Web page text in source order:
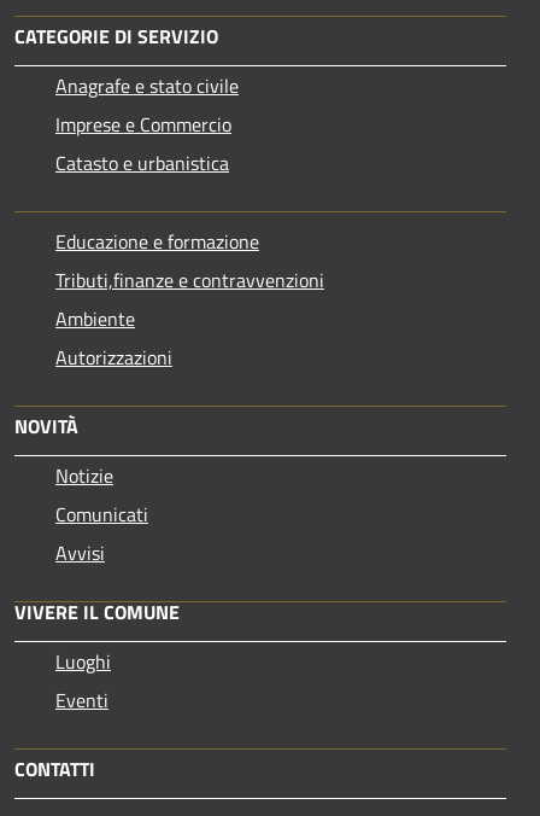
CATEGORIE DI SERVIZIO
Anagrafe e stato civile
Imprese e Commercio
Catasto e urbanistica
Educazione e formazione
Tributi,finanze e contravvenzioni
Ambiente
Autorizzazioni
NOVITÀ
Notizie
Comunicati
Avvisi
VIVERE IL COMUNE
Luoghi
Eventi
CONTATTI